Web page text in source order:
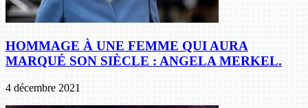
HOMMAGE À UNE FEMME QUI AURA
MARQUÉ SON SIÈCLE : ANGELA MERKEL.
4 décembre 2021